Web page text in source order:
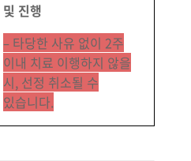
및 진행
– 타당한 사유 없이 2주
이내 치료 이행하지 않을
시, 선정 취소될 수
있습니다.